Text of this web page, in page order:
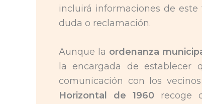
incluirá informaciones de
duda o reclamación.
Aunque la ordenanza
la encargada de establecer
comunicación con los
Horizontal de 1960recoge